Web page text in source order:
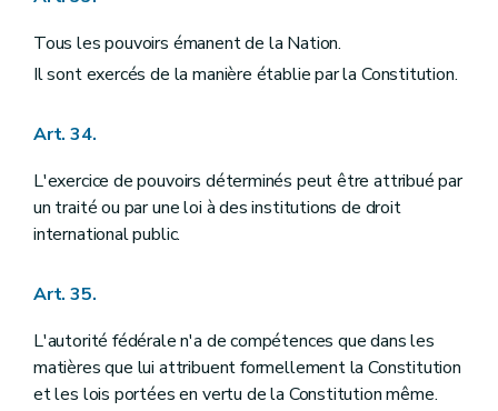
Tous les pouvoirs émanent de la Nation.
Il sont exercés de la manière établie par la Constitution.
Art. 34.
L'exercice de pouvoirs déterminés peut être attribué par
un traité ou par une loi à des institutions de droit
international public.
Art. 35.
L'autorité fédérale n'a de compétences que dans les
matières que lui attribuent formellement la Constitution
et les lois portées en vertu de la Constitution même.